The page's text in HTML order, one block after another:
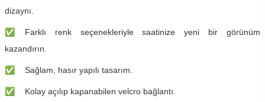
dizaynı.
✅ ​​Farklı renk seçenekleriyle saatinize yeni bir görünüm
kazandırın.
✅ ​​Sağlam, hasır yapılı tasarım.
✅ ​​Kolay açılıp kapanabilen velcro bağlantı.